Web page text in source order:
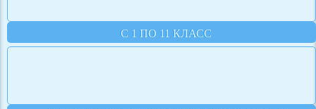
С 1 ПО 11 КЛАСС